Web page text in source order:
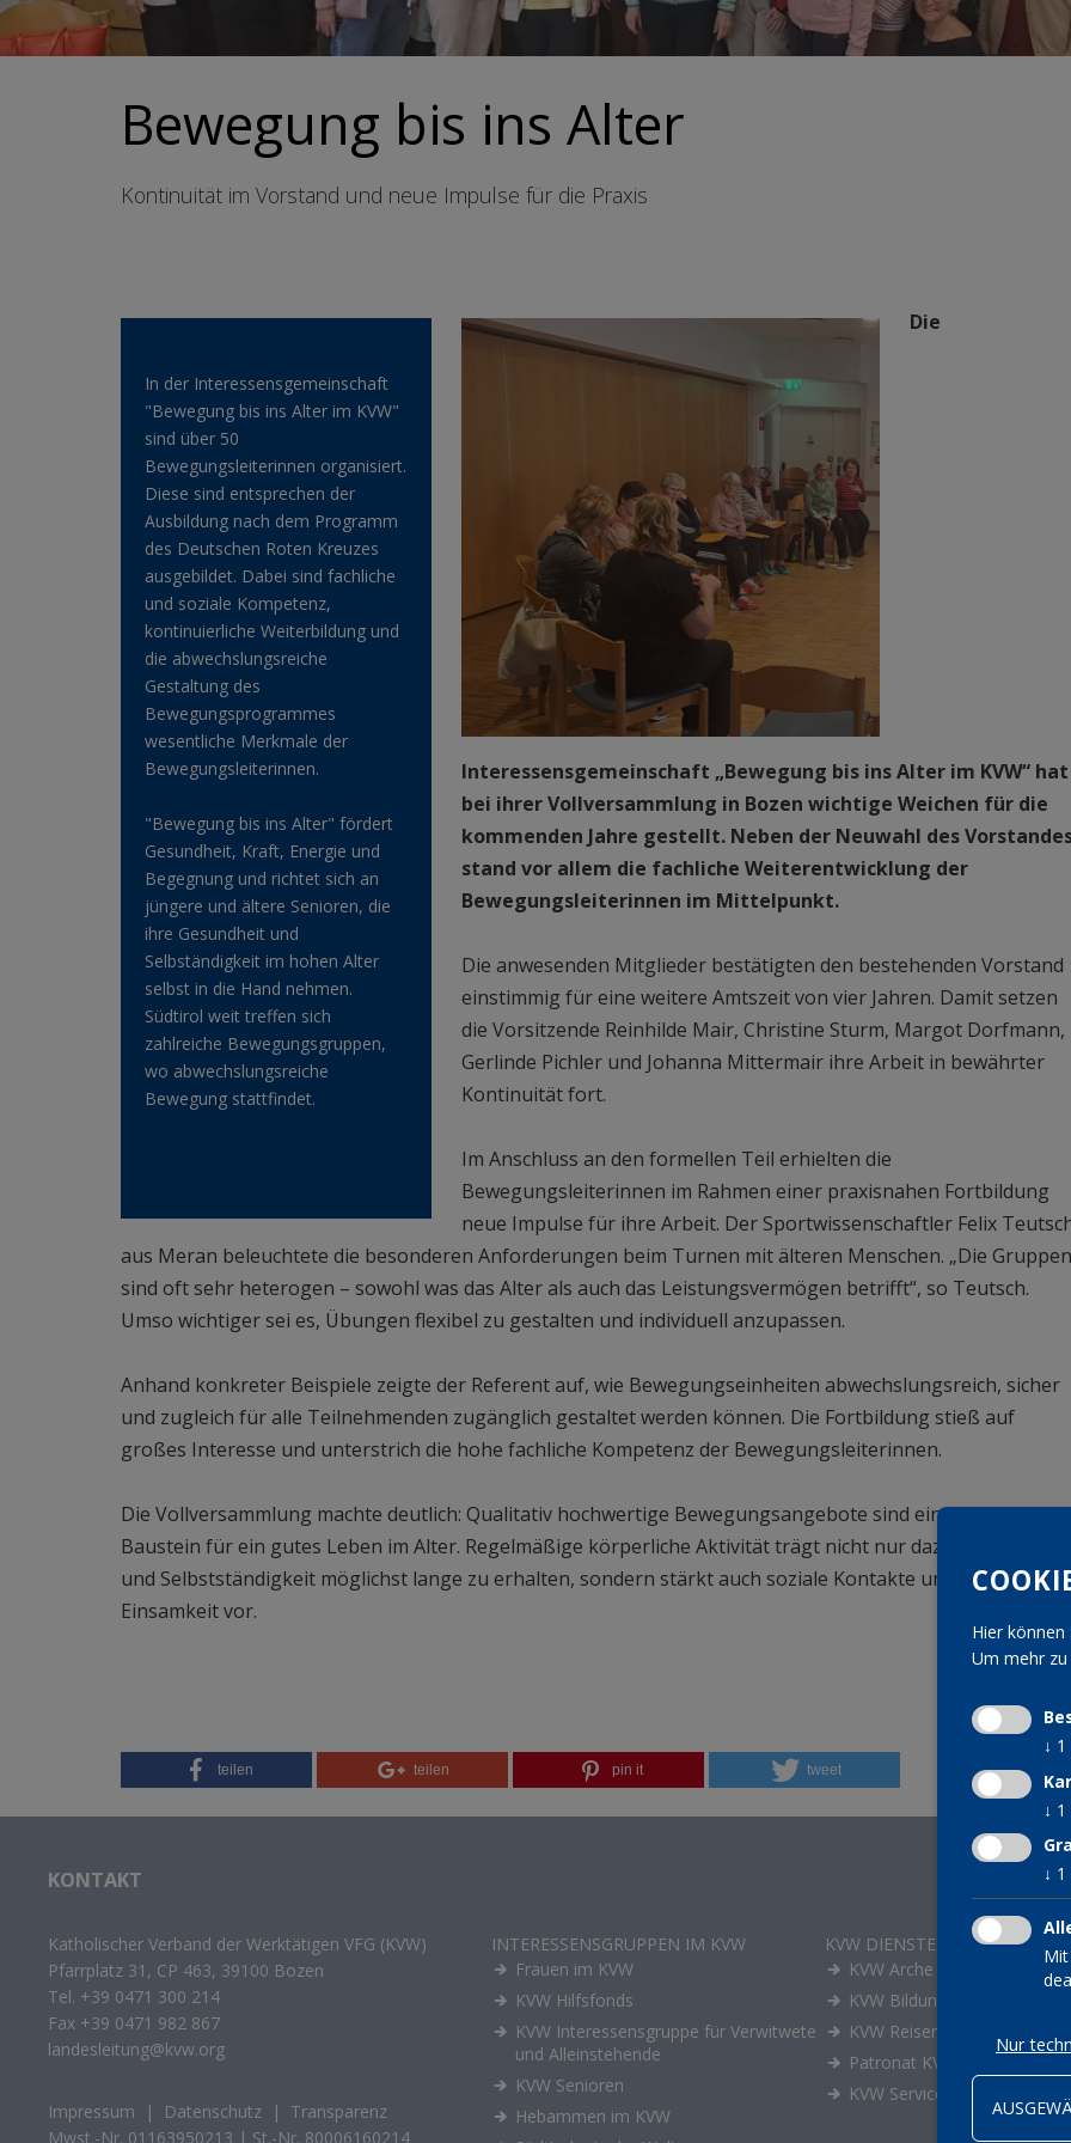
Bewegung bis ins Alter
Kontinuität im Vorstand und neue Impulse für die Praxis
In der Interessensgemeinschaft
"Bewegung bis ins Alter im KVW"
sind über 50
Bewegungsleiterinnen organisiert.
Diese sind entsprechen der
Ausbildung nach dem Programm
des Deutschen Roten Kreuzes
ausgebildet. Dabei sind fachliche
und soziale Kompetenz,
kontinuierliche Weiterbildung und
die abwechslungsreiche
Gestaltung des
Bewegungsprogrammes
wesentliche Merkmale der
Bewegungsleiterinnen.
"Bewegung bis ins Alter" fördert
Gesundheit, Kraft, Energie und
Begegnung und richtet sich an
jüngere und ältere Senioren, die
ihre Gesundheit und
Selbständigkeit im hohen Alter
selbst in die Hand nehmen.
Südtirol weit treffen sich
zahlreiche Bewegungsgruppen,
wo abwechslungsreiche
Bewegung stattfindet.
Die
Interessensgemeinschaft „Bewegung bis ins Alter im KVW“ hat
bei ihrer Vollversammlung in Bozen wichtige Weichen für die
kommenden Jahre gestellt. Neben der Neuwahl des
stand vor allem die fachliche Weiterentwicklung der
Bewegungsleiterinnen im Mittelpunkt.
Die anwesenden Mitglieder bestätigten den bestehenden Vorstand
einstimmig für eine weitere Amtszeit von vier Jahren. Damit setzen
die Vorsitzende Reinhilde Mair, Christine Sturm, Margot Dorfmann,
Gerlinde Pichler und Johanna Mittermair ihre Arbeit in bewährter
Kontinuität fort.
Im Anschluss an den formellen Teil erhielten die
Bewegungsleiterinnen im Rahmen einer praxisnahen Fortbildung
neue Impulse für ihre Arbeit. Der Sportwissenschaftler Felix
aus Meran beleuchtete die besonderen Anforderungen beim Turnen mit älteren Menschen. „Die Gruppen
sind oft sehr heterogen – sowohl was das Alter als auch das Leistungsvermögen betrifft“, so Teutsch.
Umso wichtiger sei es, Übungen flexibel zu gestalten und individuell anzupassen.
Anhand konkreter Beispiele zeigte der Referent auf, wie Bewegungseinheiten abwechslungsreich, sicher
und zugleich für alle Teilnehmenden zugänglich gestaltet werden können. Die Fortbildung stieß auf
großes Interesse und unterstrich die hohe fachliche Kompetenz der Bewegungsleiterinnen.
Die Vollversammlung machte deutlich: Qualitativ hochwertige Bewegungsangebote sind ein zentraler
Baustein für ein gutes Leben im Alter. Regelmäßige körperliche Aktivität trägt nicht nur dazu bei,
und Selbstständigkeit möglichst lange zu erhalten, sondern stärkt auch soziale Kontakte und beugt
Einsamkeit vor.
teilen teilen pin it tweet
KONTAKT
Katholischer Verband der Werktätigen VFG (KVW)
Pfarrplatz 31, CP 463, 39100 Bozen
Tel. +39 0471 300 214
Fax +39 0471 982 867
landesleitung@kvw.org
Impressum | Datenschutz | Transparenz
Mwst.-Nr. 01163950213 | St.-Nr. 80006160214
INTERESSENSGRUPPEN IM KVW
Frauen im KVW
KVW Hilfsfonds
KVW Interessensgruppe für Verwitwete
und Alleinstehende
KVW Senioren
Hebammen im KVW
KVW DIENSTE
KVW Arche
KVW Bildung
KVW Reisen
Patronat KVW-ACLI
KVW Service
Hier
Um mehr
↓ 1
↓ 1
↓ 1
Nur